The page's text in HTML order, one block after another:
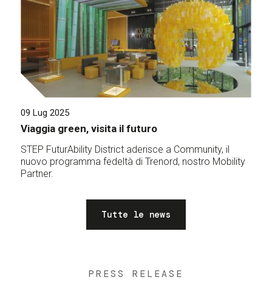
09 Lug 2025
Viaggia green, visita il futuro
STEP FuturAbility District aderisce a Community, il
nuovo programma fedeltà di Trenord, nostro Mobility
Partner.
Tutte le news
PRESS RELEASE